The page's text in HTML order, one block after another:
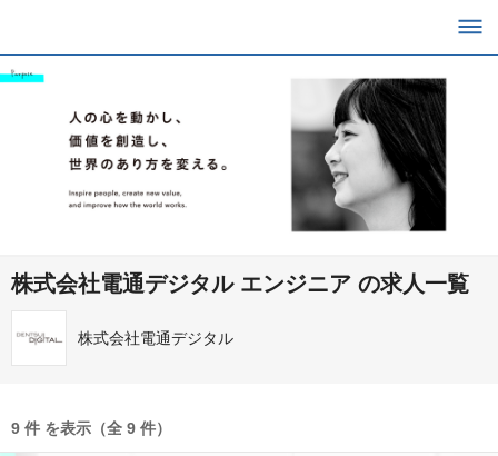
株式会社電通デジタル エンジニア の求人一覧
株式会社電通デジタル
9 件 を表示（全 9 件）